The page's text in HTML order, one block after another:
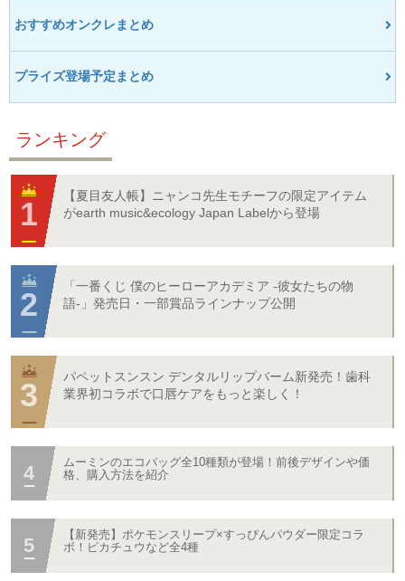
おすすめオンクレまとめ
プライズ登場予定まとめ
ランキング
【夏目友人帳】ニャンコ先生モチーフの限定アイテム
がearth music&ecology Japan Labelから登場
「一番くじ 僕のヒーローアカデミア -彼女たちの物
語-」発売日・一部賞品ラインナップ公開
パペットスンスン デンタルリップバーム新発売！歯科
業界初コラボで口唇ケアをもっと楽しく！
ムーミンのエコバッグ全10種類が登場！前後デザインや価
格、購入方法を紹介
【新発売】ポケモンスリープ×すっぴんパウダー限定コラ
ボ！ピカチュウなど全4種